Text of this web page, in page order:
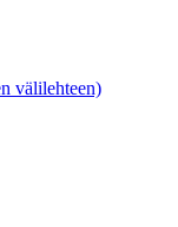
välilehteen)